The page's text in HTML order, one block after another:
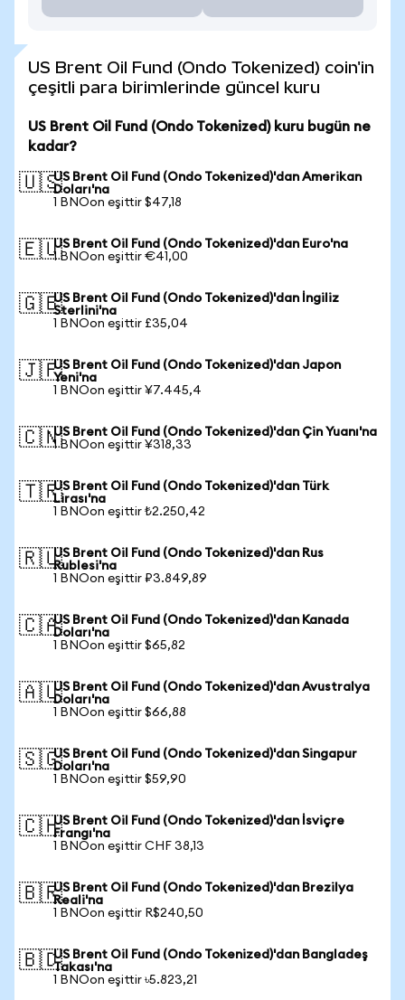
US Brent Oil Fund (Ondo Tokenized) coin'in
çeşitli para birimlerinde güncel kuru
US Brent Oil Fund (Ondo Tokenized) kuru bugün ne
kadar?
🇺🇸US Brent Oil Fund (Ondo Tokenized)'dan Amerikan
Doları'na
1 BNOon eşittir $47,18
🇪🇺US Brent Oil Fund (Ondo Tokenized)'dan Euro'na
1 BNOon eşittir €41,00
🇬🇧US Brent Oil Fund (Ondo Tokenized)'dan İngiliz
Sterlini'na
1 BNOon eşittir £35,04
🇯🇵US Brent Oil Fund (Ondo Tokenized)'dan Japon
Yeni'na
1 BNOon eşittir ¥7.445,4
🇨🇳US Brent Oil Fund (Ondo Tokenized)'dan Çin Yuanı'na
1 BNOon eşittir ¥318,33
🇹🇷US Brent Oil Fund (Ondo Tokenized)'dan Türk
Lirası'na
1 BNOon eşittir ₺2.250,42
🇷🇺US Brent Oil Fund (Ondo Tokenized)'dan Rus
Rublesi'na
1 BNOon eşittir ₽3.849,89
🇨🇦US Brent Oil Fund (Ondo Tokenized)'dan Kanada
Doları'na
1 BNOon eşittir $65,82
🇦🇺US Brent Oil Fund (Ondo Tokenized)'dan Avustralya
Doları'na
1 BNOon eşittir $66,88
🇸🇬US Brent Oil Fund (Ondo Tokenized)'dan Singapur
Doları'na
1 BNOon eşittir $59,90
🇨🇭US Brent Oil Fund (Ondo Tokenized)'dan İsviçre
Frangı'na
1 BNOon eşittir CHF 38,13
🇧🇷US Brent Oil Fund (Ondo Tokenized)'dan Brezilya
Reali'na
1 BNOon eşittir R$240,50
🇧🇩US Brent Oil Fund (Ondo Tokenized)'dan Bangladeş
Takası'na
1 BNOon eşittir ৳5.823,21